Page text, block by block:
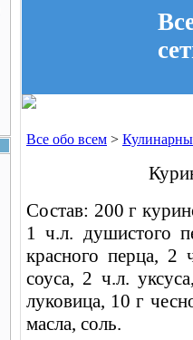
Все обо всем >
Состав: 200 г
1 ч.л. душистого
красного перца, 2
соуса, 2 ч.л.
луковица, 10 г
масла, соль.